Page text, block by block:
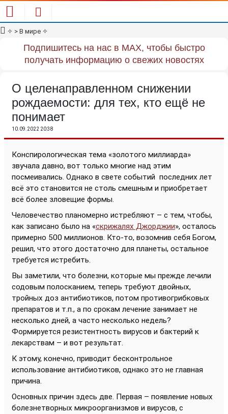
✧ > В мире ✧
Подпишитесь на нас в MAX, чтобы быстро
получать информацию о свежих новостях
О целенаправленном снижении
рождаемости: для тех, кто ещё не
понимает
10.09.2022 20:38
Конспирологическая тема «золотого миллиарда»
звучала давно, вот только многие над этим
посмеивались. Однако в свете событий последних лет
всё это становится не столь смешным и приобретает
всё более зловещие формы.
Человечество планомерно истребляют – с тем, чтобы,
как записано было на «скрижалях Джорджии», осталось
примерно 500 миллионов. Кто-то, возомнив себя Богом,
решил, что этого достаточно для планеты, остальное
требуется истребить.
Вы заметили, что болезни, которые мы прежде лечили
содовым полосканием, теперь требуют двойных,
тройных доз антибиотиков, потом противогрибковых
препаратов и т.п., а по срокам лечение занимает не
несколько дней, а часто несколько недель?
Формируется резистентность вирусов и бактерий к
лекарствам – и вот результат.
К этому, конечно, приводит бесконтрольное
использование антибиотиков, однако это не главная
причина.
Основных причин здесь две. Первая – появление новых
болезнетворных микроорганизмов и вирусов, с